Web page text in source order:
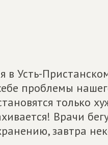
в Усть-
проблемы
только
Врачи
завтра